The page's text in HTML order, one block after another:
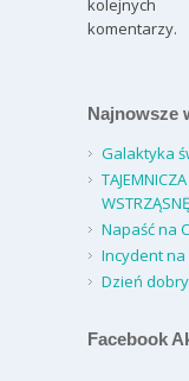
kolejnych
komentarzy.
Najnowsze
Galaktyka
Napaść na
Incydent
Dzień
Facebook